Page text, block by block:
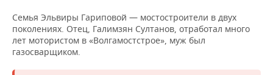
Семья Эльвиры Гариповой — мостостроители в двух
поколениях. Отец, Галимзян Султанов, отработал много
лет мотористом в «Волгамостстрое», муж был
газосварщиком.